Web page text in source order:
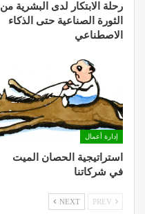
رحلة الابتكار لدى البشرية من
الثورة الصناعية حتى الذكاء
الاصطناعي
إدارة أعمال
استراتيجية الحصان الميت
في شركاتنا
NEXT